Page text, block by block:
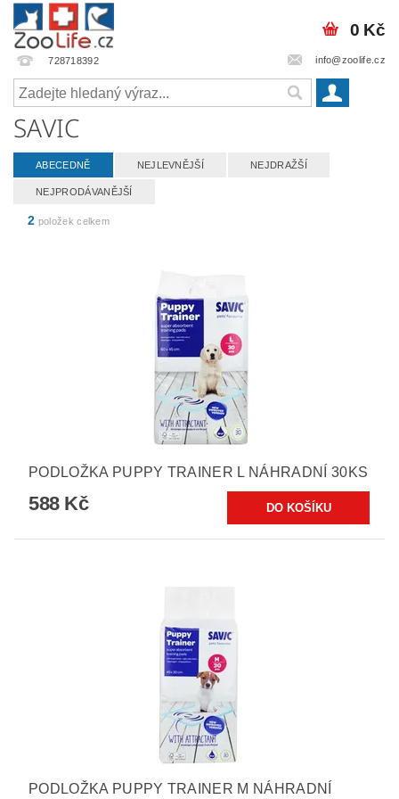
728718392 info@zoolife.cz
0 Kč
SAVIC
ABECEDNĚ NEJLEVNĚJŠÍ NEJDRAŽŠÍ
NEJPRODÁVANĚJŠÍ
2 položek celkem
PODLOŽKA PUPPY TRAINER L NÁHRADNÍ 30KS
588 Kč
PODLOŽKA PUPPY TRAINER M NÁHRADNÍ